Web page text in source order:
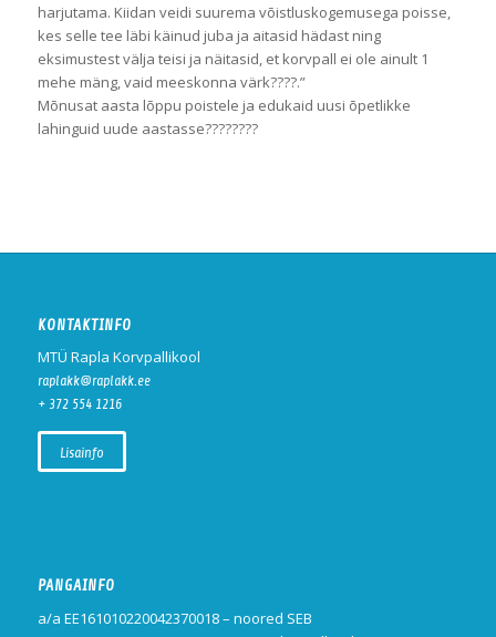
harjutama. Kiidan veidi suurema võistluskogemusega poisse,
kes selle tee läbi käinud juba ja aitasid hädast ning
eksimustest välja teisi ja näitasid, et korvpall ei ole ainult 1
mehe mäng, vaid meeskonna värk????.”
Mõnusat aasta lõppu poistele ja edukaid uusi õpetlikke
lahinguid uude aastasse????????
KONTAKTINFO
MTÜ Rapla Korvpallikool
raplakk@raplakk.ee
+ 372 554 1216
Lisainfo
PANGAINFO
a/a EE161010220042370018 – noored SEB